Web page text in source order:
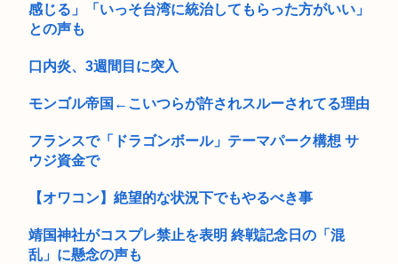
【新潟】大学准教授モメン49歳、アルバイト86歳に轢き逃げさ
感じる」「いっそ台湾に統治してもらった方がいい」
との声も
口内炎、3週間目に突入
モンゴル帝国←こいつらが許されスルーされてる理由
フランスで「ドラゴンボール」テーマパーク構想 サ
ウジ資金で
【オワコン】絶望的な状況下でもやるべき事
靖国神社がコスプレ禁止を表明 終戦記念日の「混
乱」に懸念の声も